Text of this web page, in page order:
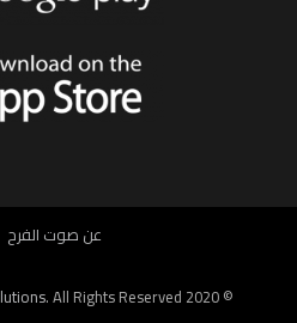
عن صوت الفرح
© Developed by
. All Rights Reserved 2020